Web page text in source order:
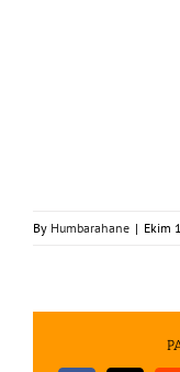
By Humbarahane | Ekim